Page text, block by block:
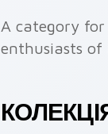
A category
enthusiasts of